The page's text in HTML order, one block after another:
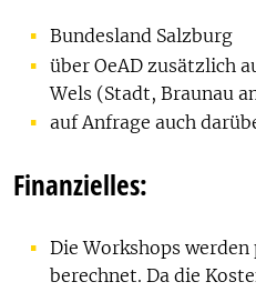
Bundesland Salzburg
über OeAD zusätzlich
Wels (Stadt, Braunau
auf Anfrage auch
Finanzielles:
Die Workshops
berechnet. Da die